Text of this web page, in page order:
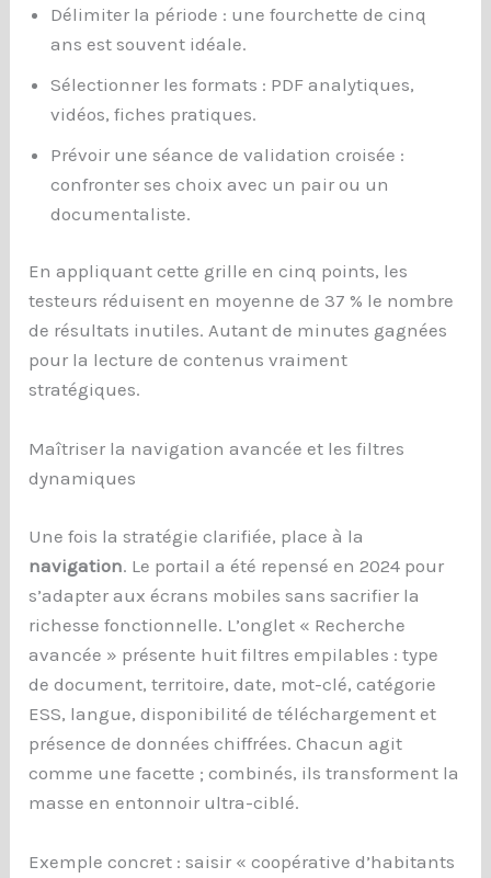
Délimiter la période : une fourchette de cinq
ans est souvent idéale.
Sélectionner les formats : PDF analytiques,
vidéos, fiches pratiques.
Prévoir une séance de validation croisée :
confronter ses choix avec un pair ou un
documentaliste.
En appliquant cette grille en cinq points, les
testeurs réduisent en moyenne de 37 % le nombre
de résultats inutiles. Autant de minutes gagnées
pour la lecture de contenus vraiment
stratégiques.
Maîtriser la navigation avancée et les filtres
dynamiques
Une fois la stratégie clarifiée, place à la
navigation. Le portail a été repensé en 2024 pour
s’adapter aux écrans mobiles sans sacrifier la
richesse fonctionnelle. L’onglet « Recherche
avancée » présente huit filtres empilables : type
de document, territoire, date, mot-clé, catégorie
ESS, langue, disponibilité de téléchargement et
présence de données chiffrées. Chacun agit
comme une facette ; combinés, ils transforment la
masse en entonnoir ultra-ciblé.
Exemple concret : saisir « coopérative d’habitants